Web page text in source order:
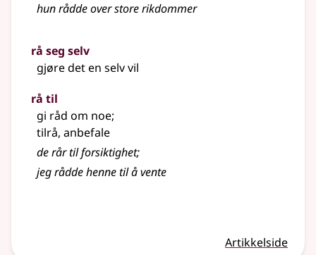
hun rådde over store rikdommer
rå seg selv
gjøre det en selv vil
rå til
gi råd om noe;
tilrå, anbefale
de rår til forsiktighet;
jeg rådde henne til å vente
Artikkelside